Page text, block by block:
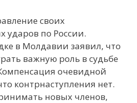
своих
ударов по России.
в Молдавии заявил, что
важную роль в судьбе
очевидной
контрнаступления нет.
новых членов,